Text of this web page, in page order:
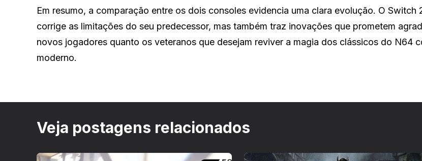
Em resumo, a comparação entre os dois consoles evidencia uma clara evolução. O Switch
corrige as limitações do seu predecessor, mas também traz inovações que prometem
novos jogadores quanto os veteranos que desejam reviver a magia dos clássicos do N64
moderno.
Veja postagens relacionados